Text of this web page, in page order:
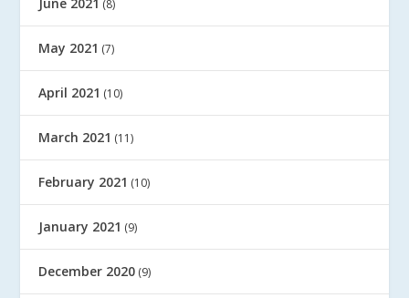
(8)
May 2021 (7)
April 2021 (10)
March 2021 (11)
February 2021 (10)
January 2021 (9)
December 2020 (9)